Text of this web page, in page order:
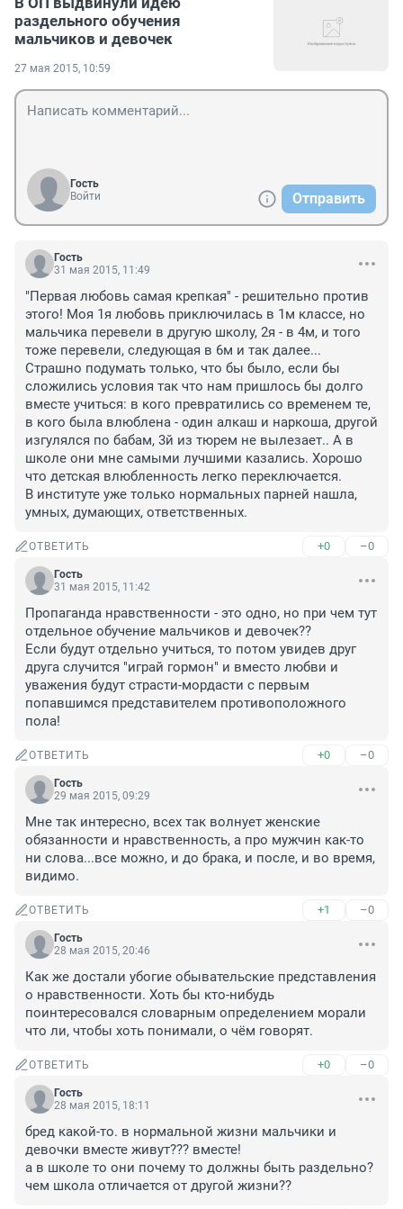
раздельного обучения
мальчиков и девочек
27 мая 2015, 10:59
Гость
Войти
Отправить
Гость
31 мая 2015, 11:49
"Первая любовь самая крепкая" - решительно против
этого! Моя 1я любовь приключилась в 1м классе, но
мальчика перевели в другую школу, 2я - в 4м, и того
тоже перевели, следующая в 6м и так далее...
Страшно подумать только, что бы было, если бы
сложились условия так что нам пришлось бы долго
вместе учиться: в кого превратились со временем те,
в кого была влюблена - один алкаш и наркоша, другой
изгулялся по бабам, 3й из тюрем не вылезает.. А в
школе они мне самыми лучшими казались. Хорошо
что детская влюбленность легко переключается.
В институте уже только нормальных парней нашла,
умных, думающих, ответственных.
ОТВЕТИТЬ +0 –0
Гость
31 мая 2015, 11:42
Пропаганда нравственности - это одно, но при чем тут
отдельное обучение мальчиков и девочек??
Если будут отдельно учиться, то потом увидев друг
друга случится "играй гормон" и вместо любви и
уважения будут страсти-мордасти с первым
попавшимся представителем противоположного
пола!
ОТВЕТИТЬ +0 –0
Гость
29 мая 2015, 09:29
Мне так интересно, всех так волнует женские
обязанности и нравственность, а про мужчин как-то
ни слова...все можно, и до брака, и после, и во время,
видимо.
ОТВЕТИТЬ +1 –0
Гость
28 мая 2015, 20:46
Как же достали убогие обывательские представления
о нравственности. Хоть бы кто-нибудь
поинтересовался словарным определением морали
что ли, чтобы хоть понимали, о чём говорят.
ОТВЕТИТЬ +0 –0
Гость
28 мая 2015, 18:11
бред какой-то. в нормальной жизни мальчики и
девочки вместе живут??? вместе!
а в школе то они почему то должны быть раздельно?
чем школа отличается от другой жизни??